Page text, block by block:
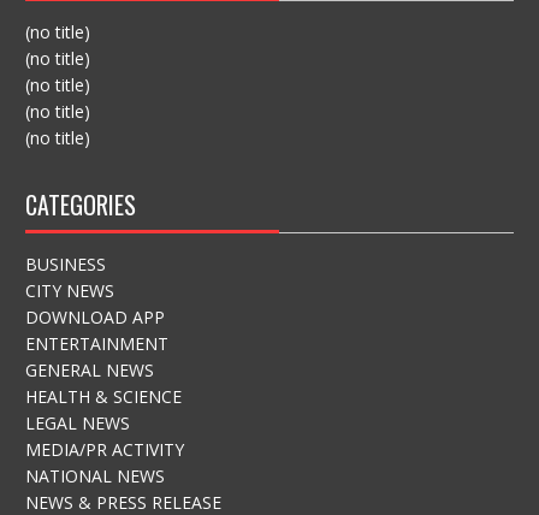
(no title)
(no title)
(no title)
(no title)
(no title)
CATEGORIES
BUSINESS
CITY NEWS
DOWNLOAD APP
ENTERTAINMENT
GENERAL NEWS
HEALTH & SCIENCE
LEGAL NEWS
MEDIA/PR ACTIVITY
NATIONAL NEWS
NEWS & PRESS RELEASE